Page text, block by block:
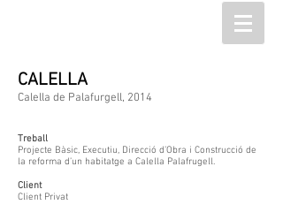
CALELLA
Calella de Palafurgell, 2014
Treball
Projecte Bàsic, Executiu, Direcció d’Obra i Construcció de
la reforma d’un habitatge a Calella Palafrugell.
Client
Client Privat